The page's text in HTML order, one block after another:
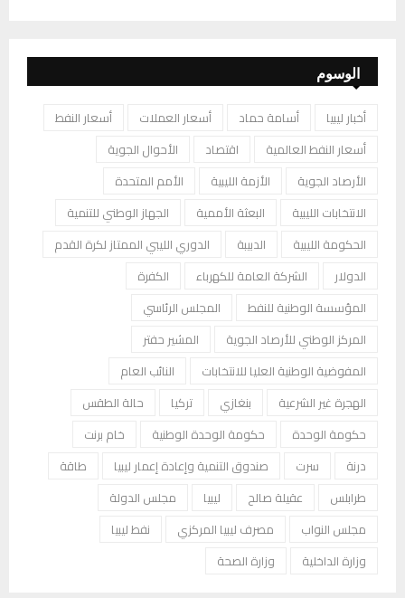
الوسوم
أخبار ليبيا أسامة حماد أسعار العملات
أسعار النفط
أسعار النفط العالمية
اقتصاد
الأحوال الجوية
الأرصاد الجوية
الأزمة الليبية
الأمم المتحدة
الانتخابات الليبية
البعثة الأممية
الجهاز الوطني للتنمية
الحكومة الليبية
الدبيبة
الدوري الليبي الممتاز لكرة القدم
الدولار
الشركة العامة للكهرباء
الكفرة
المؤسسة الوطنية للنفط
المجلس الرئاسي
المركز الوطني للأرصاد الجوية
المشير حفتر
المفوضية الوطنية العليا للانتخابات
النائب العام
الهجرة غير الشرعية
بنغازي تركيا
حالة الطقس
حكومة الوحدة
حكومة الوحدة الوطنية
خام برنت
درنة
سرت صندوق التنمية وإعادة إعمار ليبيا
طاقة
طرابلس
عقيلة صالح ليبيا
مجلس الدولة
مجلس النواب
مصرف ليبيا المركزي
نفط ليبيا
وزارة الداخلية
وزارة الصحة